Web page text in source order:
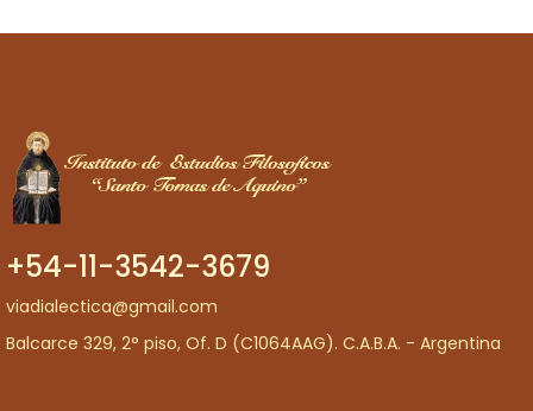
+54-11-3542-3679
viadialectica@gmail.com
Balcarce 329, 2° piso, Of. D (C1064AAG). C.A.B.A. - Argentina